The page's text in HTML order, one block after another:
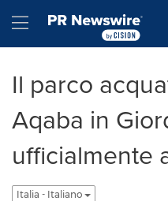
Hamburger menu
Il parco
Aqaba in
ufficialmente
Italia - Italiano